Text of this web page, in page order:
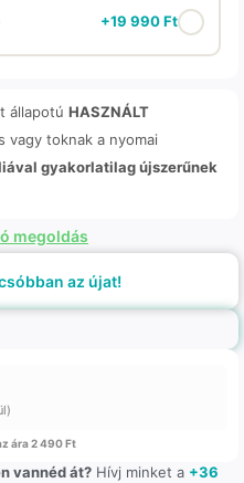
+19 990Ft
állapotú HASZNÁLT
vagy toknak a nyomai
gyakorlatilag újszerűnek
megoldás
az újat!
ára 2 490 Ft
vannéd át?Hívj minket a +36